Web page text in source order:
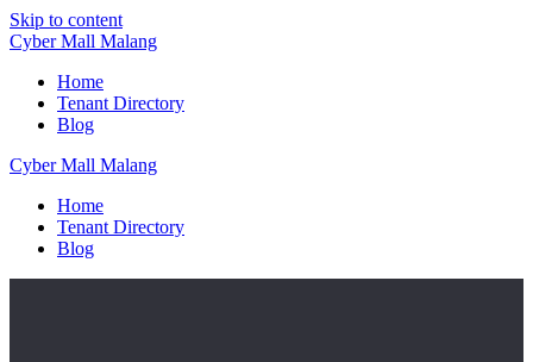
Skip to content
CyberMall Malang
Home
Tenant Directory
Blog
CyberMall Malang
Home
Tenant Directory
Blog